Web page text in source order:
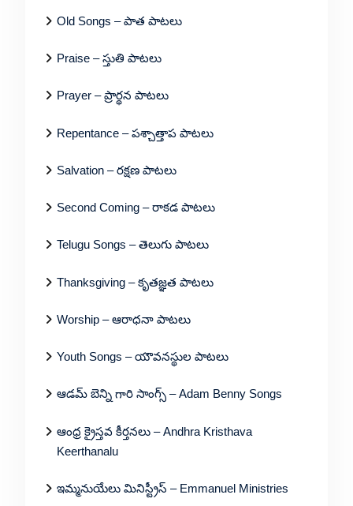
Old Songs – పాత పాటలు
Praise – స్తుతి పాటలు
Prayer – ప్రార్థన పాటలు
Repentance – పశ్చాత్తాప పాటలు
Salvation – రక్షణ పాటలు
Second Coming – రాకడ పాటలు
Telugu Songs – తెలుగు పాటలు
Thanksgiving – కృతజ్ఞత పాటలు
Worship – ఆరాధనా పాటలు
Youth Songs – యౌవనస్థుల పాటలు
ఆడమ్ బెన్ని గారి సాంగ్స్ – Adam Benny Songs
ఆంధ్ర క్రైస్తవ కీర్తనలు – Andhra Kristhava
Keerthanalu
ఇమ్మనుయేలు మినిస్ట్రీస్ – Emmanuel Ministries